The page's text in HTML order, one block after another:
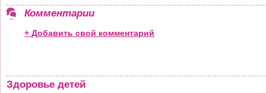
Комментарии
+ Добавить свой комментарий
Здоровье детей